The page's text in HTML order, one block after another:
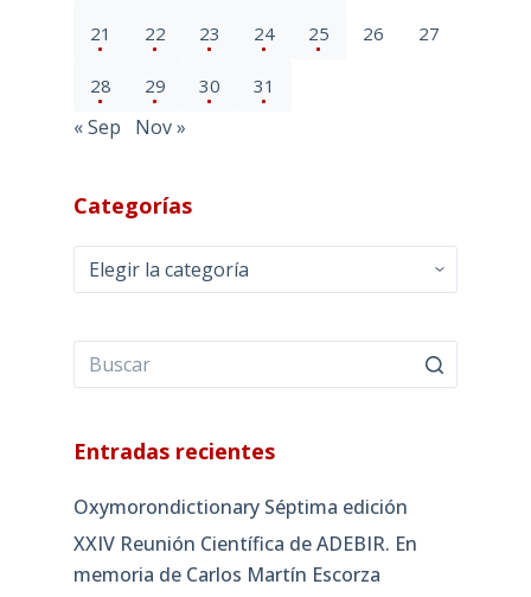
21 22 23 24 25 26 27
28 29 30 31
« Sep Nov »
Categorías
Categorías
Entradas recientes
Oxymorondictionary Séptima edición
XXIV Reunión Científica de ADEBIR. En
memoria de Carlos Martín Escorza